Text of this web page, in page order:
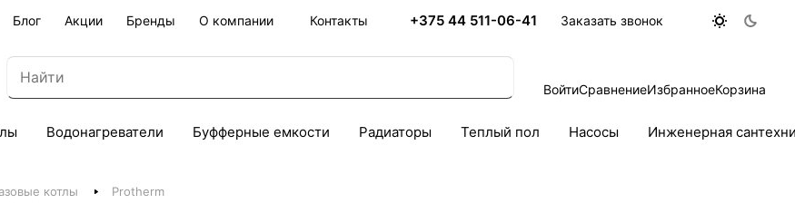
Блог Акции Бренды О компании Контакты +375 44 511-06-41 Заказать звонок
ВойтиСравнениеИзбранноеКорзина
Водонагреватели Буфферные емкости Радиаторы Теплый пол Насосы Инженерная
котлы Protherm